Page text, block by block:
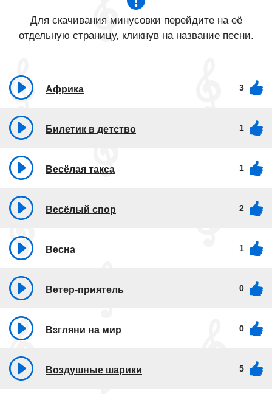
Для скачивания минусовки перейдите на её
отдельную страницу, кликнув на название песни.
Африка 3
Билетик в детство 1
Весёлая такса 1
Весёлый спор 2
Весна 1
Ветер-приятель 0
Взгляни на мир 0
Воздушные шарики 5